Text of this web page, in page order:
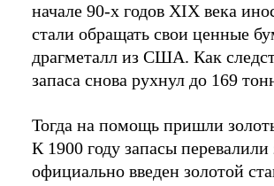
начале 90-х годов XIX века
стали обращать свои ценные
драгметалл из США. Как
запаса снова рухнул до 169
Тогда на помощь пришли
К 1900 году запасы
официально введен золотой